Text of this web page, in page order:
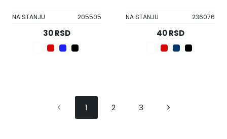
NA STANJU 205505
30 RSD
NA STANJU 236076
40 RSD
1 2 3